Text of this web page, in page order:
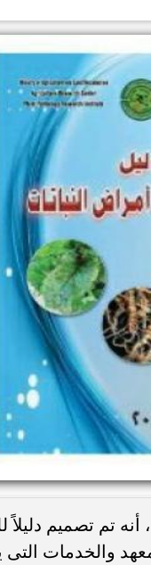
تم تصميم دليلاً
والخدمات التى